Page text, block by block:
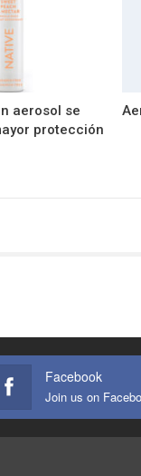
aerosol se
protección
Facebook
Join us on